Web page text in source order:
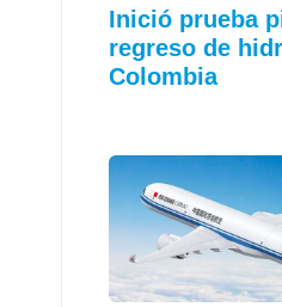
Inició prueba
regreso de
Colombia